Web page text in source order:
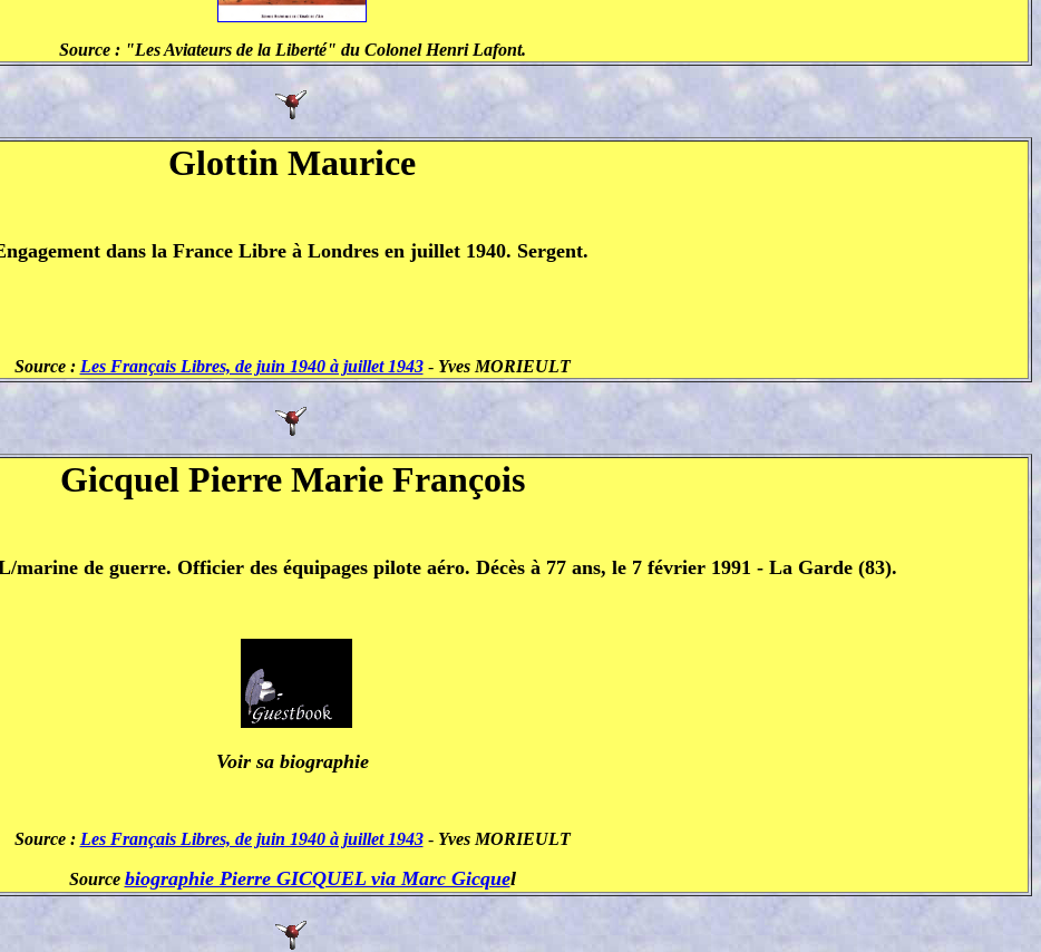
Source : "Les Aviateurs de la Liberté" du Colonel Henri Lafont.
Glottin Maurice
dans la France Libre à Londres en juillet 1940. Sergent.
Source : Les Français Libres, de juin 1940 à juillet 1943- Yves MORIEULT
Gicquel Pierre Marie François
de guerre. Officier des équipages pilote aéro. Décès à 77 ans, le 7 février 1991 - La Garde (83).
Voir sa biographie
Source : Les Français Libres, de juin 1940 à juillet 1943- Yves MORIEULT
Source biographie Pierre GICQUEL via Marc Gicquel